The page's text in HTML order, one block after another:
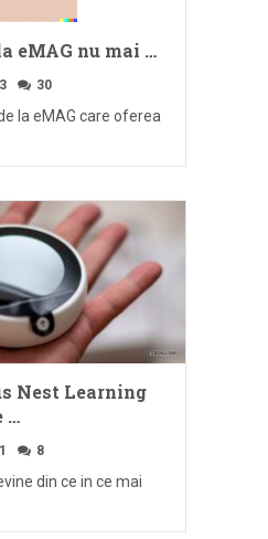
eMAG nu mai …
30
la eMAG care oferea
Nest Learning
…
8
din ce in ce mai